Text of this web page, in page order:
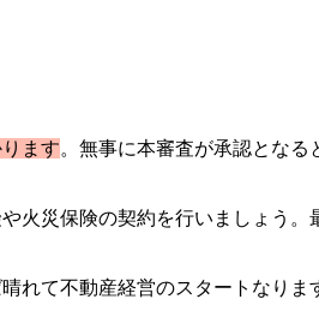
ます。無事に本審査が承認となる
火災保険の契約を行いましょう
れて不動産経営のスタートなりま